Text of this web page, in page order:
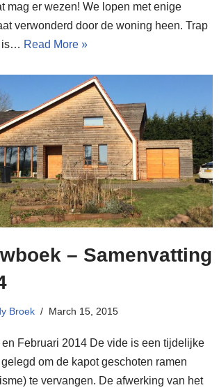
mag er wezen! We lopen met enige
verwonderd door de woning heen. Trap
is… Read More »
– Samenvatting
Broek March 15, 2015
Februari 2014 De vide is een tijdelijke
om de kapot geschoten ramen
te vervangen. De afwerking van het